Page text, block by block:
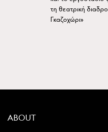
τη θεατρική
Γκαζοχώρι»
ABOUT